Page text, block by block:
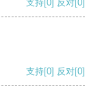
支持[0] 反对[0]
支持[0] 反对[0]